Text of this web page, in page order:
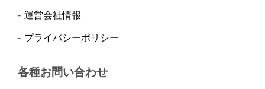
運営会社情報
プライバシーポリシー
各種お問い合わせ